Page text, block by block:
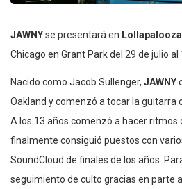
JAWNYse presentará en Lollapalooza
Chicago en Grant Park del 29 de julio al
Nacido como Jacob Sullenger, JAWNY
Oakland y comenzó a tocar la guitarra
A los 13 años comenzó a hacer ritmos
finalmente consiguió puestos con
SoundCloud de finales de los años.
seguimiento de culto gracias en parte